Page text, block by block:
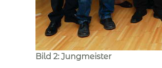
Bild 2: Jungmeister